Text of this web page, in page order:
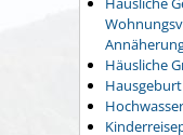
Häusliche